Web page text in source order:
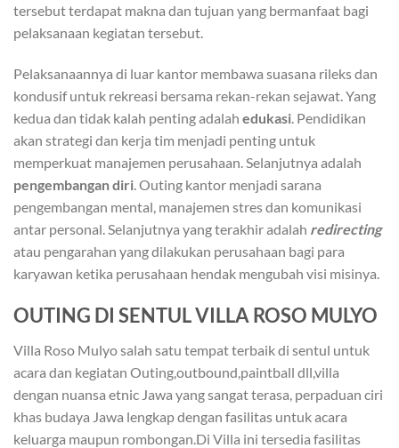
tersebut terdapat makna dan tujuan yang bermanfaat bagi
pelaksanaan kegiatan tersebut.
Pelaksanaannya di luar kantor membawa suasana rileks dan
kondusif untuk rekreasi bersama rekan-rekan sejawat. Yang
kedua dan tidak kalah penting adalah edukasi . Pendidikan
akan strategi dan kerja tim menjadi penting untuk
memperkuat manajemen perusahaan. Selanjutnya adalah
pengembangan diri . Outing kantor menjadi sarana
pengembangan mental, manajemen stres dan komunikasi
antar personal. Selanjutnya yang terakhir adalah redirecting
atau pengarahan yang dilakukan perusahaan bagi para
karyawan ketika perusahaan hendak mengubah visi misinya.
OUTING DI SENTUL VILLA ROSO MULYO
Villa Roso Mulyo salah satu tempat terbaik di sentul untuk
acara dan kegiatan Outing,outbound,paintball dll,villa
dengan nuansa etnic Jawa yang sangat terasa, perpaduan ciri
khas budaya Jawa lengkap dengan fasilitas untuk acara
keluarga maupun rombongan.Di Villa ini tersedia fasilitas